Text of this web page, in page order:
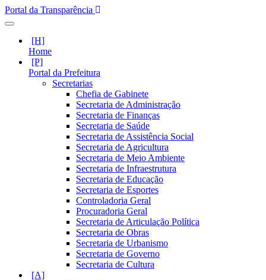
Portal da Transparência
Home
Portal da Prefeitura
Secretarias
Chefia de Gabinete
Secretaria de Administração
Secretaria de Finanças
Secretaria de Saúde
Secretaria de Assistência Social
Secretaria de Agricultura
Secretaria de Meio Ambiente
Secretaria de Infraestrutura
Secretaria de Educação
Secretaria de Esportes
Controladoria Geral
Procuradoria Geral
Secretaria de Articulação Política
Secretaria de Obras
Secretaria de Urbanismo
Secretaria de Governo
Secretaria de Cultura